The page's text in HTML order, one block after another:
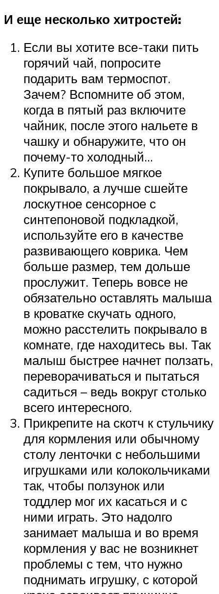
И еще несколько хитростей:
Если вы хотите все-таки пить
горячий чай, попросите
подарить вам термоспот.
Зачем? Вспомните об этом,
когда в пятый раз включите
чайник, после этого нальете в
чашку и обнаружите, что он
почему-то холодный…
Купите большое мягкое
покрывало, а лучше сшейте
лоскутное сенсорное с
синтепоновой подкладкой,
используйте его в качестве
развивающего коврика. Чем
больше размер, тем дольше
прослужит. Теперь вовсе не
обязательно оставлять малыша
в кроватке скучать одного,
можно расстелить покрывало в
комнате, где находитесь вы. Так
малыш быстрее начнет ползать,
переворачиваться и пытаться
садиться – ведь вокруг столько
всего интересного.
Прикрепите на скотч к стульчику
для кормления или обычному
столу ленточки с небольшими
игрушками или колокольчиками
так, чтобы ползунок или
тоддлер мог их касаться и с
ними играть. Это надолго
занимает малыша и во время
кормления у вас не возникнет
проблемы с тем, что нужно
поднимать игрушку, с которой